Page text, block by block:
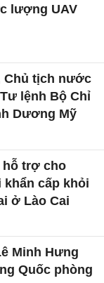
lượng UAV
Chủ tịch nước
lệnh Bộ Chỉ
Dương Mỹ
trợ cho
cấp khỏi
ở Lào Cai
Minh Hưng
Quốc phòng